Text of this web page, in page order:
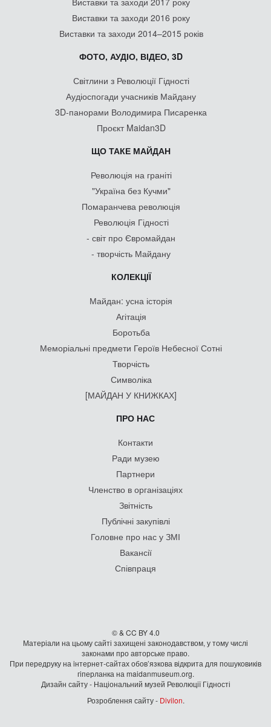
Виставки та заходи 2016 року
Виставки та заходи 2014–2015 років
ФОТО, АУДІО, ВІДЕО, 3D
Світлини з Революції Гідності
Аудіоспогади учасників Майдану
3D-панорами Володимира Писаренка
Проєкт Maidan3D
ЩО ТАКЕ МАЙДАН
Революція на граніті
"Україна без Кучми"
Помаранчева революція
Революція Гідності
- світ про Євромайдан
- творчість Майдану
КОЛЕКЦІЇ
Майдан: усна історія
Агітація
Боротьба
Меморіальні предмети Героїв Небесної Сотні
Творчість
Символіка
[МАЙДАН У КНИЖКАХ]
ПРО НАС
Контакти
Ради музею
Партнери
Членство в організаціях
Звітність
Публічні закупівлі
Головне про нас у ЗМІ
Вакансії
Співпраця
© & CC BY 4.0
Матеріали на цьому сайті захищені законодавством, у тому числі
законами про авторське право.
При передруку на iнтернет-сайтах обов’язкова відкрита для пошуковиків
гiперланка на maidanmuseum.org.
Дизайн сайту - Національний музей Революції Гідності
Розроблення сайту - Divilon.